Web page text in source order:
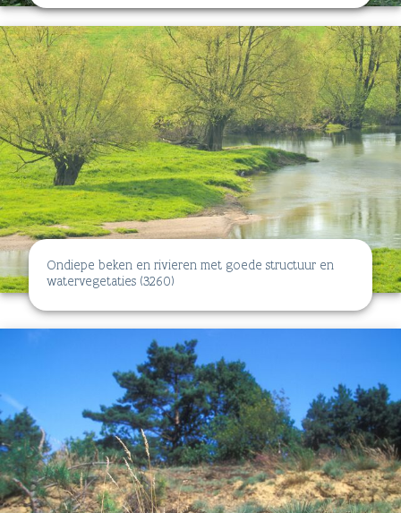
Ondiepe beken en rivieren met goede structuur en
watervegetaties (3260)